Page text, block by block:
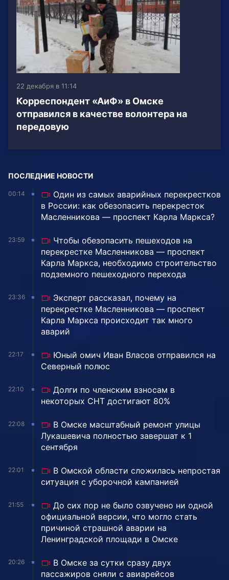
22 декабря в 11:14
Корреспондент «АиФ» в Омске
отправился в качестве волонтера на
передовую
ПОСЛЕДНИЕ НОВОСТИ
00:14
Один из самых аварийных перекрестков
в России: как обезопасить перекресток
Масленникова — проспект Карла Маркса?
23:59
Чтобы обезопасить пешеходов на
перекрестке Масленникова — проспект
Карла Маркса, необходимо строительство
подземного пешеходного перехода
23:36
Эксперт рассказал, почему на
перекрестке Масленникова — проспект
Карла Маркса происходит так много
аварий
22:17
Юный омич Иван Власов отправился на
Северный полюс
22:10
Долги по членским взносам в
некоторых СНТ достигают 80%
22:08
В Омске масштабный ремонт улицы
Лукашевича полностью завершат к 1
сентября
22:01
В Омской области сложилась непростая
ситуация с уборочной кампанией
21:55
До сих пор не было озвучено ни одной
официальной версии, что могло стать
причиной страшной аварии на
Ленинградской площади в Омске
20:26
В Омске за сутки сразу двух
пассажиров сняли с авиарейсов